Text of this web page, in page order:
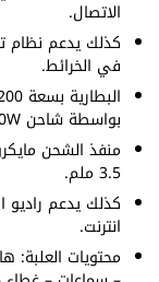
الاتصال.
كذلك يدعم نظام
في الخرائط.
بواسطة شاحن 10W.
منفذ الشحن
3.5 ملم.
كذلك يدعم راديو
انترنت.